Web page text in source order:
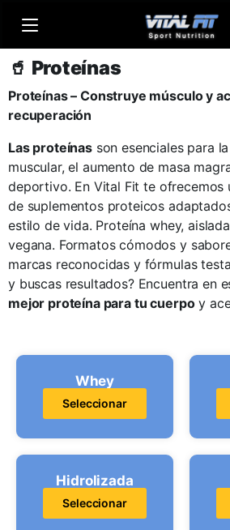
🥤 Proteínas
Proteínas – Construye músculo y
recuperación
Las proteínasson esenciales para
muscular, el aumento de masa
deportivo. En Vital Fit te ofrecemos
de suplementos proteicos
estilo de vida. Proteína whey,
vegana. Formatos cómodos y
marcas reconocidas y fórmulas
y buscas resultados? Encuentra en
mejor proteína para tu cuerpoy
Whey
Seleccionar
Hidrolizada
Seleccionar